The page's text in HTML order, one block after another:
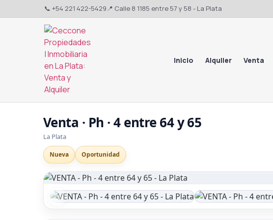
📞 +54 221 422-5429📍 Calle 8 1185 entre 57 y 58 - La Plata
Inicio Alquiler Venta
Venta · Ph · 4 entre 64 y 65
La Plata
Nueva Oportunidad